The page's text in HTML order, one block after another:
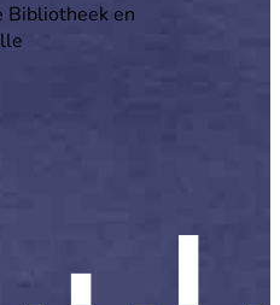
Bibliotheek en